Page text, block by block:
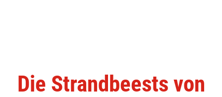
Die Strandbeests von